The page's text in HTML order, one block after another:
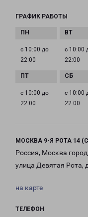
ГРАФИК РАБОТЫ
с 10:00 до
22:00
с 10:00
22:00
с 10:00 до
22:00
с 10:00
22:00
МОСКВА 9-Я РОТА 14
Россия, Москва
улица Девятая Рота,
на карте
ТЕЛЕФОН